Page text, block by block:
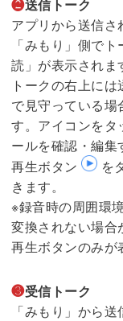
❷送信トーク
アプリから送信さ
「みもり」側で
読」が表示されま
トークの右上に
で見守っている場
す。アイコンをタ
ールを確認・編集
再生ボタン
を
きます。
※録音時の周囲環
変換されない場合
再生ボタンのみが
❸受信トーク
「みもり」から